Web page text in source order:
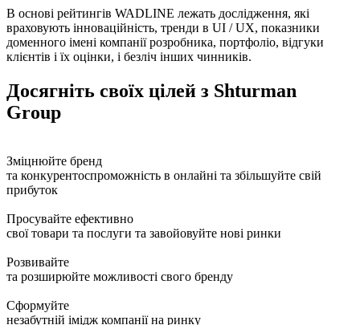
В основі рейтингів WADLINE лежать дослідження, які
враховують інноваційність, тренди в UI / UX, показники
доменного імені компанії розробника, портфоліо, відгуки
клієнтів і їх оцінки, і безліч інших чинників.
Досягніть своїх цілей з Shturman
Group
Зміцнюйте бренд
та конкурентоспроможність в онлайні та збільшуйте свій
прибуток
Просувайте ефективно
свої товари та послуги та завойовуйте нові ринки
Розвивайте
та розширюйте можливості свого бренду
Сформуйте
незабутній імідж компанії на ринку